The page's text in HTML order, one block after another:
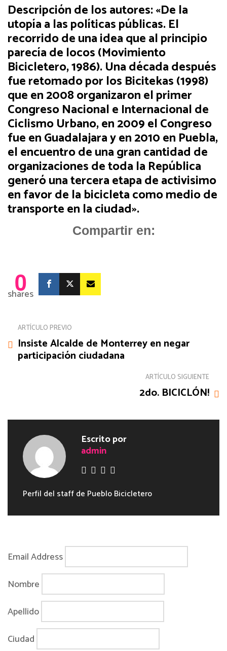
Descripción de los autores: «De la
utopía a las políticas públicas. El
recorrido de una idea que al principio
parecía de locos (Movimiento
Bicicletero, 1986). Una década después
fue retomado por los Bicitekas (1998)
que en 2008 organizaron el primer
Congreso Nacional e Internacional de
Ciclismo Urbano, en 2009 el Congreso
fue en Guadalajara y en 2010 en Puebla,
el encuentro de una gran cantidad de
organizaciones de toda la República
generó una tercera etapa de activisimo
en favor de la bicicleta como medio de
transporte en la ciudad».
Compartir en:
0
shares
ARTÍCULO PREVIO
Insiste Alcalde de Monterrey en negar
participación ciudadana
ARTÍCULO SIGUIENTE
2do. BICICLÓN!
Escrito por
admin
Perfil del staff de Pueblo Bicicletero
Email Address
Nombre
Apellido
Ciudad